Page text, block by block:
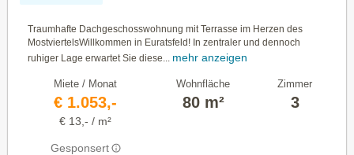
Traumhafte Dachgeschosswohnung mit Terrasse im Herzen des
MostviertelsWillkommen in Euratsfeld! In zentraler und dennoch
ruhiger Lage erwartet Sie diese... mehr anzeigen
Miete / Monat
€ 1.053,-
€ 13,- / m²
Gesponsert
Wohnfläche
80 m²
Zimmer
3